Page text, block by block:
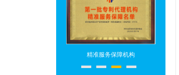
精准服务保障机构